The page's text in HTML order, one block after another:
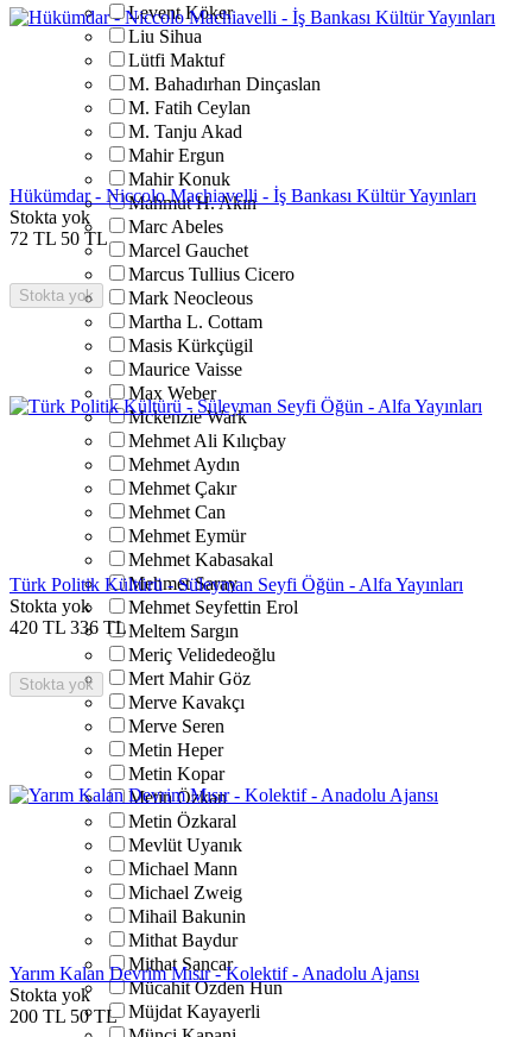
Levent Köker
Liu Sihua
Lütfi Maktuf
M. Bahadırhan Dinçaslan
M. Fatih Ceylan
M. Tanju Akad
Mahir Ergun
Mahir Konuk
Mahmut H. Akın
Marc Abeles
Marcel Gauchet
Marcus Tullius Cicero
Mark Neocleous
Martha L. Cottam
Masis Kürkçügil
Maurice Vaisse
Max Weber
Mckenzie Wark
Mehmet Ali Kılıçbay
Mehmet Aydın
Mehmet Çakır
Mehmet Can
Mehmet Eymür
Mehmet Kabasakal
Mehmet Saray
Mehmet Seyfettin Erol
Meltem Sargın
Meriç Velidedeoğlu
Mert Mahir Göz
Merve Kavakçı
Merve Seren
Metin Heper
Metin Kopar
Metin Özkan
Metin Özkaral
Mevlüt Uyanık
Michael Mann
Michael Zweig
Mihail Bakunin
Mithat Baydur
Mithat Sancar
Mücahit Özden Hun
Müjdat Kayayerli
Hükümdar - Niccolo Machiavelli - İş Bankası Kültür Yayınları
Stokta yok
72 TL 50 TL
Stokta yok
Türk Politik Kültürü - Süleyman Seyfi Öğün - Alfa Yayınları
Stokta yok
420 TL 336 TL
Stokta yok
Yarım Kalan Devrim Mısır - Kolektif - Anadolu Ajansı
Stokta yok
200 TL 50 TL